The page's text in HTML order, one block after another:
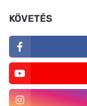
KÖVETÉS